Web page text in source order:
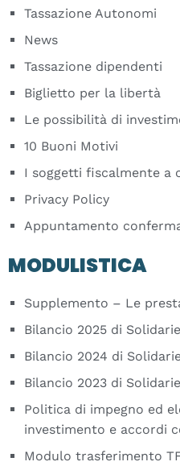
Tassazione Autonomi
News
Tassazione dipendenti
Biglietto per la libertà
Le possibilità di
10 Buoni Motivi
I soggetti fiscalmente a
Privacy Policy
Appuntamento
MODULISTICA
Supplemento – Le
Bilancio 2025 di
Bilancio 2024 di
Bilancio 2023 di
Politica di impegno ed
investimento e accordi
Modulo trasferimento